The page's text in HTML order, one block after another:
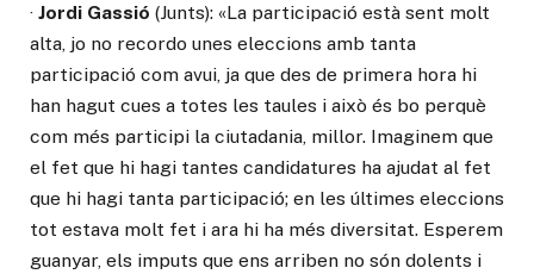
· Jordi Gassió (Junts): «La participació està sent molt
alta, jo no recordo unes eleccions amb tanta
participació com avui, ja que des de primera hora hi
han hagut cues a totes les taules i això és bo perquè
com més participi la ciutadania, millor. Imaginem que
el fet que hi hagi tantes candidatures ha ajudat al fet
que hi hagi tanta participació; en les últimes eleccions
tot estava molt fet i ara hi ha més diversitat. Esperem
guanyar, els imputs que ens arriben no són dolents i